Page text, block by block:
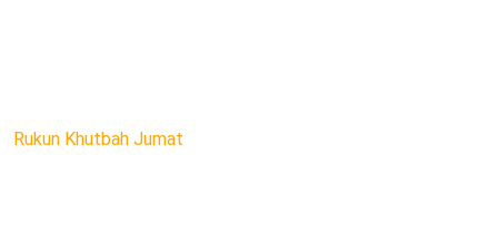
Rukun Khutbah Jumat